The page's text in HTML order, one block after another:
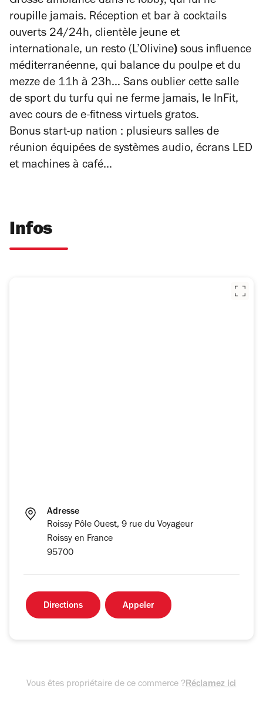
roupille jamais. Réception et bar à cocktails
ouverts 24/24h, clientèle jeune et
internationale, un resto (L’Olivine) sous influence
méditerranéenne, qui balance du poulpe et du
mezze de 11h à 23h… Sans oublier cette salle
de sport du turfu qui ne ferme jamais, le InFit,
avec cours de e-fitness virtuels gratos.
Bonus start-up nation : plusieurs salles de
réunion équipées de systèmes audio, écrans LED
et machines à café…
Infos
Adresse
Roissy Pôle Ouest, 9 rue du Voyageur
Roissy en France
95700
Directions Appeler
Vous êtes propriétaire de ce commerce ?Réclamez ici